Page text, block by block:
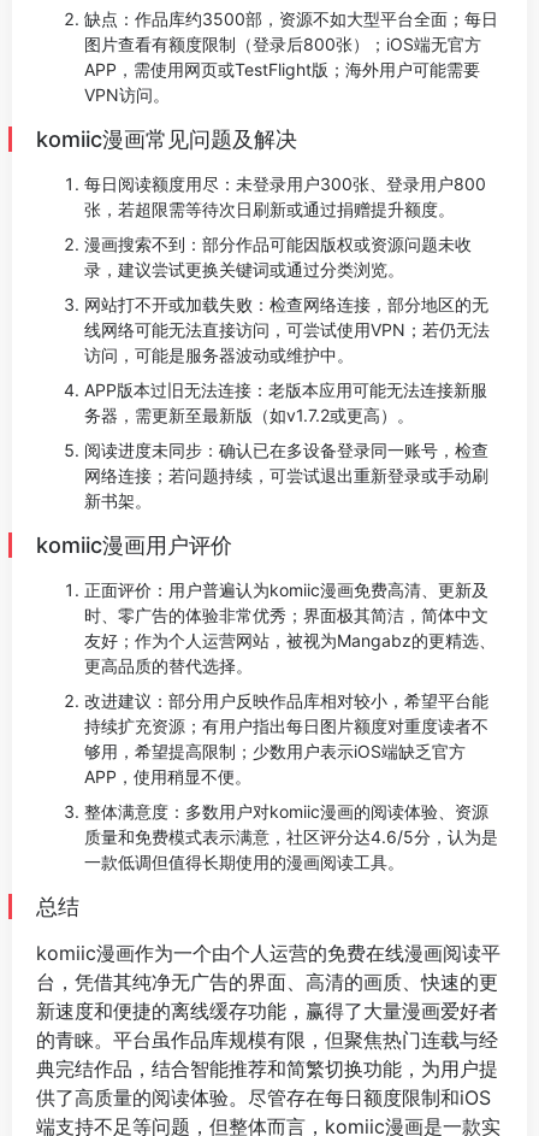
缺点：作品库约3500部，资源不如大型平台全面；每日
图片查看有额度限制（登录后800张）；iOS端无官方
APP，需使用网页或TestFlight版；海外用户可能需要
VPN访问。
komiic漫画常见问题及解决
每日阅读额度用尽：未登录用户300张、登录用户800
张，若超限需等待次日刷新或通过捐赠提升额度。
漫画搜索不到：部分作品可能因版权或资源问题未收
录，建议尝试更换关键词或通过分类浏览。
网站打不开或加载失败：检查网络连接，部分地区的无
线网络可能无法直接访问，可尝试使用VPN；若仍无法
访问，可能是服务器波动或维护中。
APP版本过旧无法连接：老版本应用可能无法连接新服
务器，需更新至最新版（如v1.7.2或更高）。
阅读进度未同步：确认已在多设备登录同一账号，检查
网络连接；若问题持续，可尝试退出重新登录或手动刷
新书架。
komiic漫画用户评价
正面评价：用户普遍认为komiic漫画免费高清、更新及
时、零广告的体验非常优秀；界面极其简洁，简体中文
友好；作为个人运营网站，被视为Mangabz的更精选、
更高品质的替代选择。
改进建议：部分用户反映作品库相对较小，希望平台能
持续扩充资源；有用户指出每日图片额度对重度读者不
够用，希望提高限制；少数用户表示iOS端缺乏官方
APP，使用稍显不便。
整体满意度：多数用户对komiic漫画的阅读体验、资源
质量和免费模式表示满意，社区评分达4.6/5分，认为是
一款低调但值得长期使用的漫画阅读工具。
总结
komiic漫画作为一个由个人运营的免费在线漫画阅读平
台，凭借其纯净无广告的界面、高清的画质、快速的更
新速度和便捷的离线缓存功能，赢得了大量漫画爱好者
的青睐。平台虽作品库规模有限，但聚焦热门连载与经
典完结作品，结合智能推荐和简繁切换功能，为用户提
供了高质量的阅读体验。尽管存在每日额度限制和iOS
端支持不足等问题，但整体而言，komiic漫画是一款实